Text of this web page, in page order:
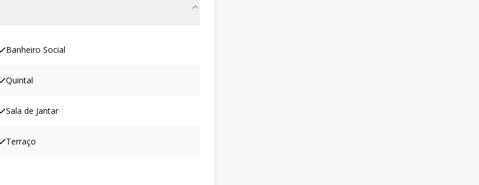
Banheiro Social
Quintal
Sala de Jantar
Terraço